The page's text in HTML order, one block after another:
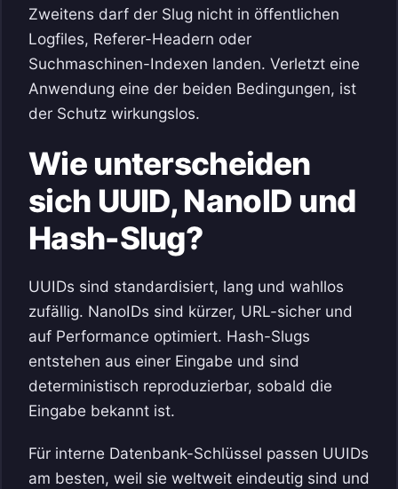
Zweitens darf der Slug nicht in öffentlichen
Logfiles, Referer-Headern oder
Suchmaschinen-Indexen landen. Verletzt eine
Anwendung eine der beiden Bedingungen, ist
der Schutz wirkungslos.
Wie unterscheiden
sich UUID, NanoID und
Hash-Slug?
UUIDs sind standardisiert, lang und wahllos
zufällig. NanoIDs sind kürzer, URL-sicher und
auf Performance optimiert. Hash-Slugs
entstehen aus einer Eingabe und sind
deterministisch reproduzierbar, sobald die
Eingabe bekannt ist.
Für interne Datenbank-Schlüssel passen UUIDs
am besten, weil sie weltweit eindeutig sind und